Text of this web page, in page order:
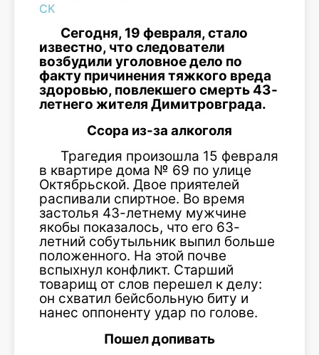
СК
Сегодня, 19 февраля, стало
известно, что следователи
возбудили уголовное дело по
факту причинения тяжкого вреда
здоровью, повлекшего смерть 43-
летнего жителя Димитровграда.
Ссора из-за алкоголя
Трагедия произошла 15 февраля
в квартире дома № 69 по улице
Октябрьской. Двое приятелей
распивали спиртное. Во время
застолья 43-летнему мужчине
якобы показалось, что его 63-
летний собутыльник выпил больше
положенного. На этой почве
вспыхнул конфликт. Старший
товарищ от слов перешел к делу:
он схватил бейсбольную биту и
нанес оппоненту удар по голове.
Пошел допивать